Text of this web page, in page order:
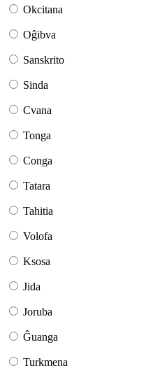
Okcitana
Oĝibva
Sanskrito
Sinda
Cvana
Tonga
Conga
Tatara
Tahitia
Volofa
Ksosa
Jida
Joruba
Ĝuanga
Turkmena